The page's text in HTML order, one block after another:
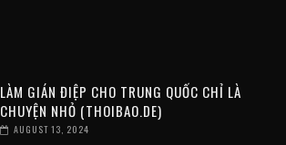
LÀM GIÁN ĐIỆP CHO TRUNG QUỐC CHỈ LÀ
CHUYỆN NHỎ (THOIBAO.DE)
AUGUST 13, 2024